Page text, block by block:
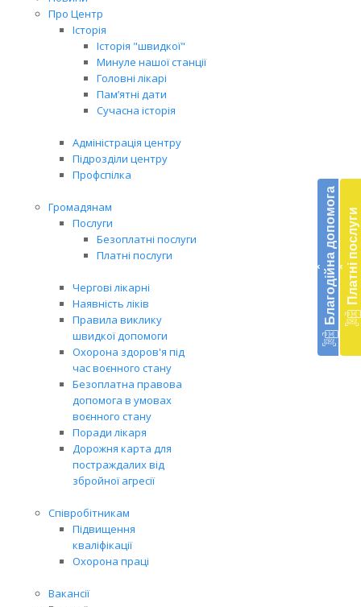
Про Центр
Історія
Історія "швидкої"
Минуле нашої станції
Головні лікарі
Пам’ятні дати
Сучасна історія
Адміністрація центру
Підрозділи центру
Профспілка
Громадянам
Послуги
Безоплатні послуги
Платні послуги
Чергові лікарні
Наявність ліків
Правила виклику
швидкої допомоги
Охорона здоров'я під
час воєнного стану
Безоплатна правова
допомога в умовах
воєнного стану
Поради лікаря
Дорожня карта для
постраждалих від
збройної агресії
Співробітникам
Підвищення
кваліфікації
Охорона праці
Вакансії
‹ Благодійна допомога ‹ Платні послуги